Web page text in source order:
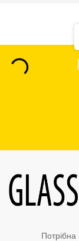
Потрібна